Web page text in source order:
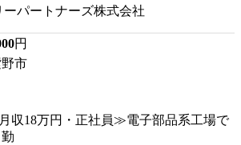
パートナーズ株式会社
円
市
収18万円・正社員≫電子部品系工場で